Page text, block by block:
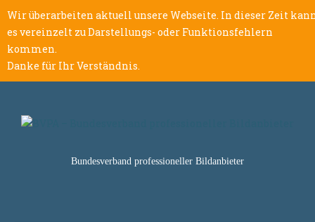
Wir überarbeiten aktuell unsere Webseite. In dieser Zeit
es vereinzelt zu Darstellungs- oder Funktionsfehlern
kommen.
Danke für Ihr Verständnis.
Bundesverband professioneller Bildanbieter